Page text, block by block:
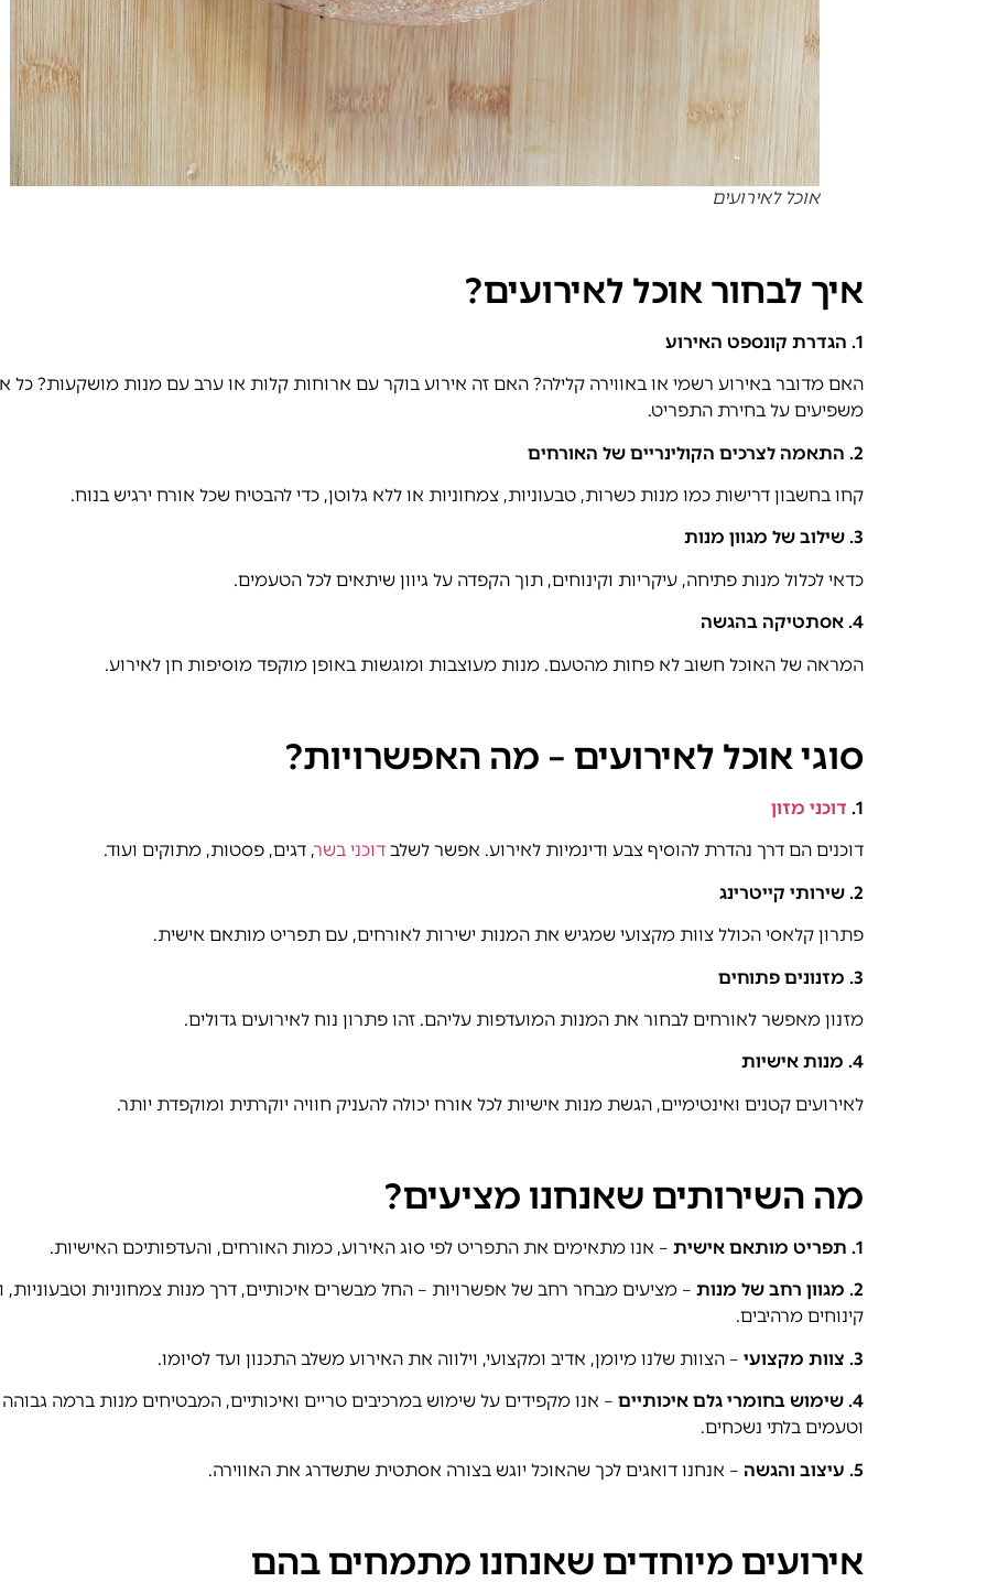
אוכל לאירועים
איך לבחור אוכל לאירועים?
1. הגדרת קונספט האירוע
האם מדובר באירוע רשמי או באווירה קלילה? האם זה אירוע בוקר עם ארוחות קלות או ערב עם מנות מושקעות? כל
משפיעים על בחירת התפריט.
2. התאמה לצרכים הקולינריים של האורחים
קחו בחשבון דרישות כמו מנות כשרות, טבעוניות, צמחוניות או ללא גלוטן, כדי להבטיח שכל אורח ירגיש בנוח.
3. שילוב של מגוון מנות
כדאי לכלול מנות פתיחה, עיקריות וקינוחים, תוך הקפדה על גיוון שיתאים לכל הטעמים.
4. אסתטיקה בהגשה
המראה של האוכל חשוב לא פחות מהטעם. מנות מעוצבות ומוגשות באופן מוקפד מוסיפות חן לאירוע.
סוגי אוכל לאירועים – מה האפשרויות?
1. דוכני מזון
דוכנים הם דרך נהדרת להוסיף צבע ודינמיות לאירוע. אפשר לשלב דוכני בשר, דגים, פסטות, מתוקים ועוד.
2. שירותי קייטרינג
פתרון קלאסי הכולל צוות מקצועי שמגיש את המנות ישירות לאורחים, עם תפריט מותאם אישית.
3. מזנונים פתוחים
מזנון מאפשר לאורחים לבחור את המנות המועדפות עליהם. זהו פתרון נוח לאירועים גדולים.
4. מנות אישיות
לאירועים קטנים ואינטימיים, הגשת מנות אישיות לכל אורח יכולה להעניק חוויה יוקרתית ומוקפדת יותר.
מה השירותים שאנחנו מציעים?
1. תפריט מותאם אישית – אנו מתאימים את התפריט לפי סוג האירוע, כמות האורחים, והעדפותיכם האישיות.
2. מגוון רחב של מנות
– מציעים מבחר רחב של אפשרויות – החל מבשרים איכותיים, דרך מנות צמחוניות וטבעוניות,
קינוחים מרהיבים.
3. צוות מקצועי – הצוות שלנו מיומן, אדיב ומקצועי, וילווה את האירוע משלב התכנון ועד לסיומו.
4. שימוש בחומרי גלם איכותיים
– אנו מקפידים על שימוש במרכיבים טריים ואיכותיים, המבטיחים מנות ברמה גבוהה
וטעמים בלתי נשכחים.
5. עיצוב והגשה – אנחנו דואגים לכך שהאוכל יוגש בצורה אסתטית שתשדרג את האווירה.
אירועים מיוחדים שאנחנו מתמחים בהם